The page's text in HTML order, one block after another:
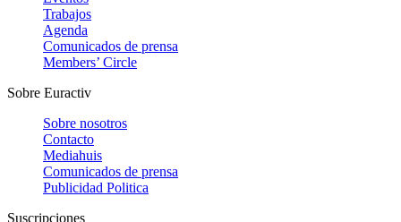
Trabajos
Agenda
Comunicados de prensa
Members’ Circle
Sobre Euractiv
Sobre nosotros
Contacto
Mediahuis
Comunicados de prensa
Publicidad Politica
Suscripciones